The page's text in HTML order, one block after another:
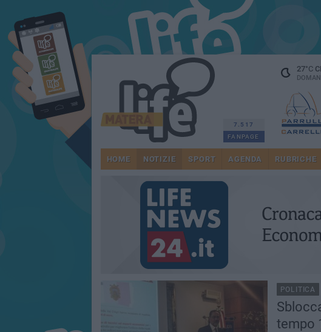
7.517
FANPAGE
27°C
HOME NOTIZIE SPORT AGENDA RUBRICHE
POLITICA
tempo